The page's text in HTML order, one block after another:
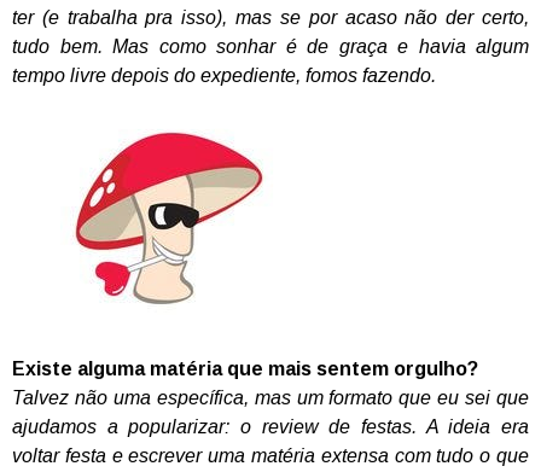
ter (e trabalha pra isso), mas se por acaso não der certo,
tudo bem. Mas como sonhar é de graça e havia algum
tempo livre depois do expediente, fomos fazendo.
Existe alguma matéria que mais sentem orgulho?
Talvez não uma específica, mas um formato que eu sei que
ajudamos a popularizar: o review de festas. A ideia era
voltar festa e escrever uma matéria extensa com tudo o que